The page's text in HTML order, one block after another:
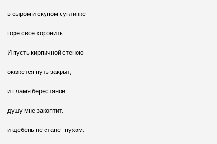
в сыром и скупом суглинке
горе свое хоронить.
И пусть кирпичной стеною
окажется путь закрыт,
и пламя берестяное
душу мне закоптит,
и щебень не станет пухом,